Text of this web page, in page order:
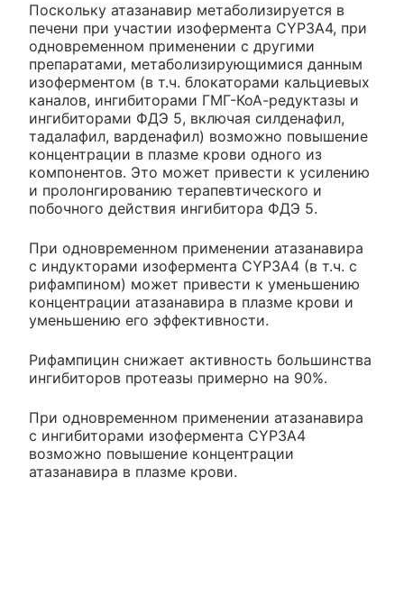
Поскольку атазанавир метаболизируется в
печени при участии изофермента CYP3A4, при
одновременном применении с другими
препаратами, метаболизирующимися данным
изоферментом (в т.ч. блокаторами кальциевых
каналов, ингибиторами ГМГ-КоА-редуктазы и
ингибиторами ФДЭ 5, включая силденафил,
тадалафил, варденафил) возможно повышение
концентрации в плазме крови одного из
компонентов. Это может привести к усилению
и пролонгированию терапевтического и
побочного действия ингибитора ФДЭ 5.
При одновременном применении атазанавира
с индукторами изофермента CYP3A4 (в т.ч. с
рифампином) может привести к уменьшению
концентрации атазанавира в плазме крови и
уменьшению его эффективности.
Рифампицин снижает активность большинства
ингибиторов протеазы примерно на 90%.
При одновременном применении атазанавира
с ингибиторами изофермента CYP3A4
возможно повышение концентрации
атазанавира в плазме крови.